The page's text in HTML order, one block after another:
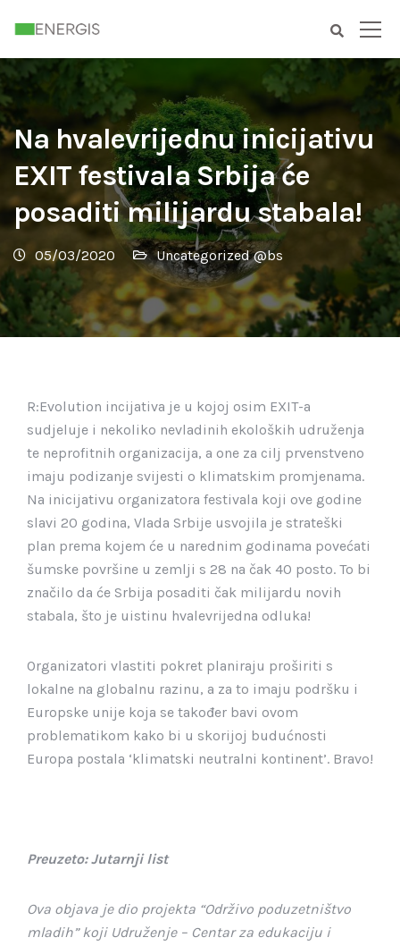
Na hvalevrijednu inicijativu
EXIT festivala Srbija će
posaditi milijardu stabala!
05/03/2020 Uncategorized @bs
R:Evolution incijativa je u kojoj osim EXIT-a
sudjeluje i nekoliko nevladinih ekoloških udruženja
te neprofitnih organizacija, a one za cilj prvenstveno
imaju podizanje svijesti o klimatskim promjenama.
Na inicijativu organizatora festivala koji ove godine
slavi 20 godina, Vlada Srbije usvojila je strateški
plan prema kojem će u narednim godinama povećati
šumske površine u zemlji s 28 na čak 40 posto. To bi
značilo da će Srbija posaditi čak milijardu novih
stabala, što je uistinu hvalevrijedna odluka!
Organizatori vlastiti pokret planiraju proširiti s
lokalne na globalnu razinu, a za to imaju podršku i
Europske unije koja se također bavi ovom
problematikom kako bi u skorijoj budućnosti
Europa postala ‘klimatski neutralni kontinent’. Bravo!
Preuzeto: Jutarnji list
Ova objava je dio projekta “Održivo poduzetništvo
mladih” koji Udruženje – Centar za edukaciju i